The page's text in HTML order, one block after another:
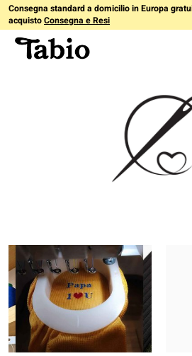
Consegna standard a domicilio in Europa
acquistoConsegna e Resi